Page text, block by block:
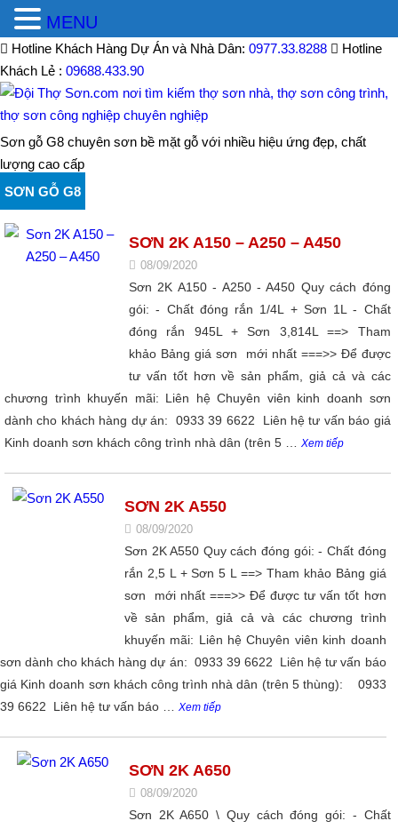
Hotline Khách Hàng Dự Án và Nhà Dân: 0977.33.8288
Hotline
Khách Lẻ : 09688.433.90
Sơn gỗ G8 chuyên sơn bề mặt gỗ với nhiều hiệu ứng đẹp, chất
lượng cao cấp
SƠN GỖ G8
SƠN 2K A150 – A250 – A450
08/09/2020
Sơn 2K A150 - A250 - A450 Quy cách đóng
gói: - Chất đóng rắn 1/4L + Sơn 1L - Chất
đóng rắn 945L + Sơn 3,814L ==> Tham
khảo Bảng giá sơn mới nhất ===>> Để được
tư vấn tốt hơn về sản phẩm, giả cả và các
chương trình khuyến mãi: Liên hệ Chuyên viên kinh doanh sơn
dành cho khách hàng dự án: 0933 39 6622 Liên hệ tư vấn báo giá
Kinh doanh sơn khách công trình nhà dân (trên 5 … Xem tiếp
SƠN 2K A550
08/09/2020
Sơn 2K A550 Quy cách đóng gói: - Chất đóng
rắn 2,5 L + Sơn 5 L ==> Tham khảo Bảng giá
sơn mới nhất ===>> Để được tư vấn tốt hơn
về sản phẩm, giả cả và các chương trình
khuyến mãi: Liên hệ Chuyên viên kinh doanh
sơn dành cho khách hàng dự án: 0933 39 6622 Liên hệ tư vấn báo
giá Kinh doanh sơn khách công trình nhà dân (trên 5 thùng): 0933
39 6622 Liên hệ tư vấn báo … Xem tiếp
SƠN 2K A650
08/09/2020
Sơn 2K A650 \ Quy cách đóng gói: - Chất
MENU